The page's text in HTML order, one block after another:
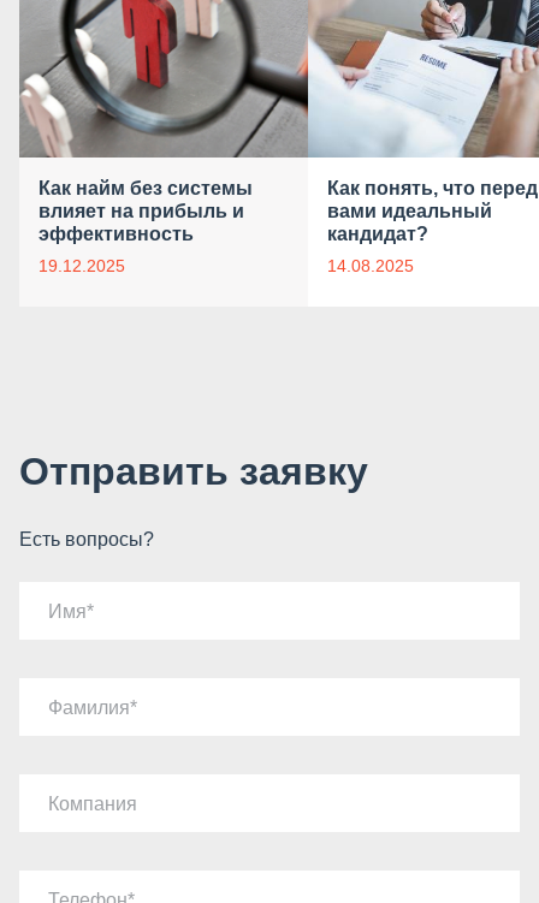
Как найм без системы
влияет на прибыль и
эффективность
19.12.2025
Как понять, что перед
вами идеальный
кандидат?
14.08.2025
Отправить заявку
Есть вопросы?
Имя
Фамилия
Компания